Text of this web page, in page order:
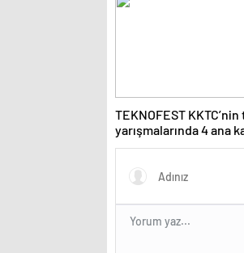
TEKNOFEST
yarışmalarında 4 ana
birinciler belli oldu